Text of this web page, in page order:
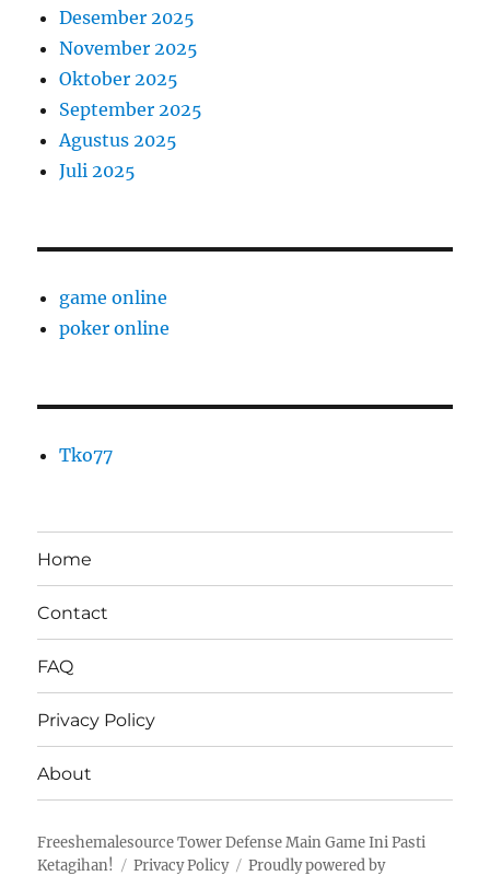
Desember 2025
November 2025
Oktober 2025
September 2025
Agustus 2025
Juli 2025
game online
poker online
Tko77
Home
Contact
FAQ
Privacy Policy
About
Freeshemalesource Tower Defense Main Game Ini Pasti
Ketagihan!
Privacy Policy Proudly powered by